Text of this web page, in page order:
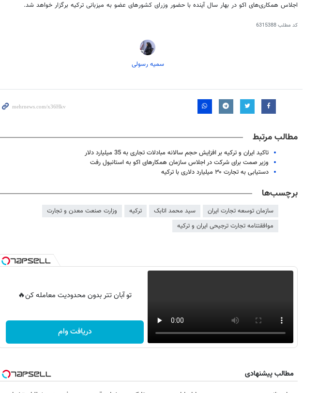
اجلاس همکاری‌های اکو در بهار سال آینده با حضور وزرای کشورهای عضو به میزبانی ترکیه برگزار خواهد شد.
کد مطلب6315388
سمیه رسولی
مطالب مرتبط
تاکید ایران و ترکیه بر افزایش حجم سالانه مبادلات تجاری به 35 میلیارد دلار
وزیر صمت برای شرکت در اجلاس سازمان همکارهای اکو به استانبول رفت
دستیابی به تجارت ۳۰ میلیارد دلاری با ترکیه
برچسب‌ها
سازمان توسعه تجارت ایران سید محمد اتابک ترکیه
وزارت صنعت معدن و تجارت
موافقتنامه تجارت ترجیحی ایران و ترکیه
تو آبان تتر بدون محدودیت معامله کن🔥
دریافت وام
مطالب پیشنهادی